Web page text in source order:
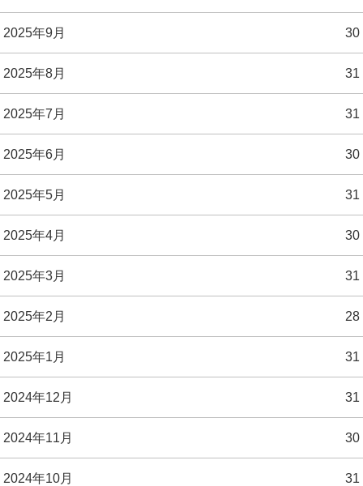
2025年9月 30
2025年8月 31
2025年7月 31
2025年6月 30
2025年5月 31
2025年4月 30
2025年3月 31
2025年2月 28
2025年1月 31
2024年12月 31
2024年11月 30
2024年10月 31